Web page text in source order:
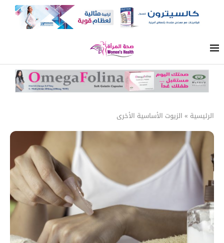
الرئيسية » الزيوت الأساسية الأخرى